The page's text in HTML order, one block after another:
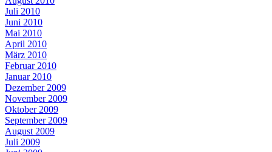
Juli 2010
Juni 2010
Mai 2010
April 2010
März 2010
Februar 2010
Januar 2010
Dezember 2009
November 2009
Oktober 2009
September 2009
August 2009
Juli 2009